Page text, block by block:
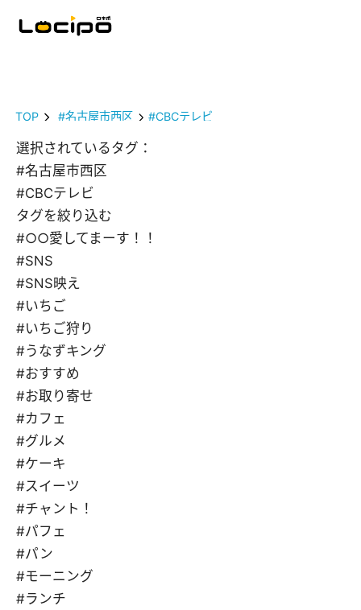
TOP #名古屋市西区 #CBCテレビ
選択されているタグ：
#名古屋市西区
#CBCテレビ
タグを絞り込む
#○○愛してまーす！！
#SNS
#SNS映え
#いちご
#いちご狩り
#うなずキング
#おすすめ
#お取り寄せ
#カフェ
#グルメ
#ケーキ
#スイーツ
#チャント！
#パフェ
#パン
#モーニング
#ランチ